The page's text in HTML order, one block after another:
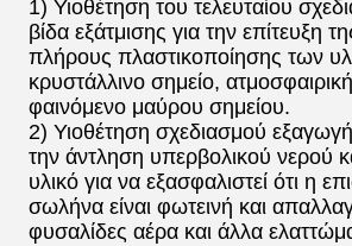
1) Υιοθέτηση του τελευταίου
βίδα εξάτμισης για την επίτευξη
πλήρους πλαστικοποίησης των
κρυστάλλινο σημείο,
φαινόμενο μαύρου σημείου.
2) Υιοθέτηση σχεδιασμού
την άντληση υπερβολικού νερού
υλικό για να εξασφαλιστεί ότι η
σωλήνα είναι φωτεινή και
φυσαλίδες αέρα και άλλα